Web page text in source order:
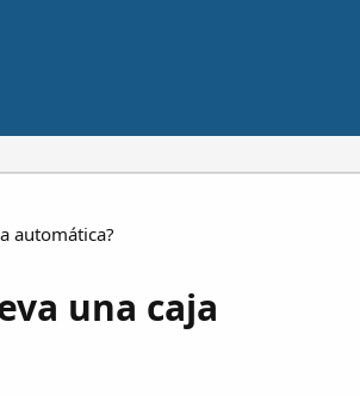
automática?
una caja